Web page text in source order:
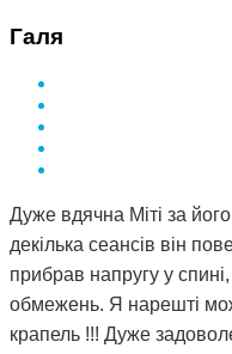
Галя
Дуже вдячна Міті за
декілька сеансів він
прибрав напругу у
обмежень. Я нарешті
крапель !!! Дуже